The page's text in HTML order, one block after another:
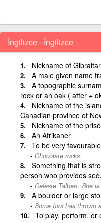
İngilizce - İngilizce
Nickname of Gibraltar
A male given name
A topographic
rock or an oak ( atter +
Nickname of the
Canadian province of
Nickname of the
An Afrikaner
To be very
Chocolate rocks.
Something that is
person who provides
Celeste Talbert: She
A boulder or large
Some fool has thrown
To play, perform, or